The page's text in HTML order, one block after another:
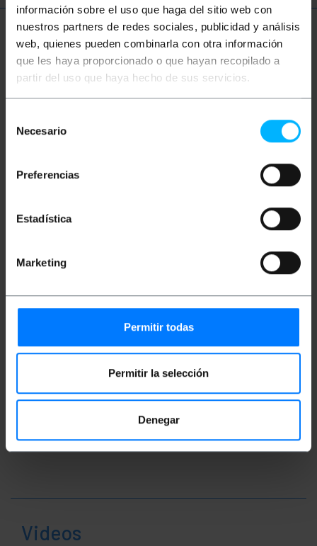
información sobre el uso que haga del sitio web con
nuestros partners de redes sociales, publicidad y análisis
web, quienes pueden combinarla con otra información
que les haya proporcionado o que hayan recopilado a
partir del uso que haya hecho de sus servicios.
Necesario
Preferencias
Estadística
Marketing
Permitir todas
Permitir la selección
Denegar
Meer informatie
Beschrijving
15m stereo audiokabel Het heeft een Minijack-M-
het andere. De belangrijkste functie is het verlengen
van een audiokabel.
Maten en gewichten
Productafmetingen (breedte x diepte x
Classificatie
Videos